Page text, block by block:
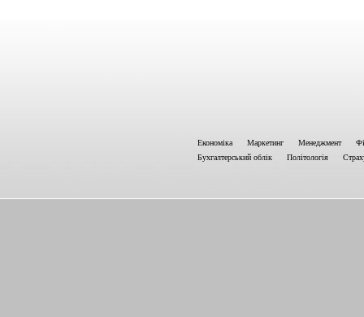
Економіка Маркетинг Менеджмент
Бухгалтерський облік
Політологія